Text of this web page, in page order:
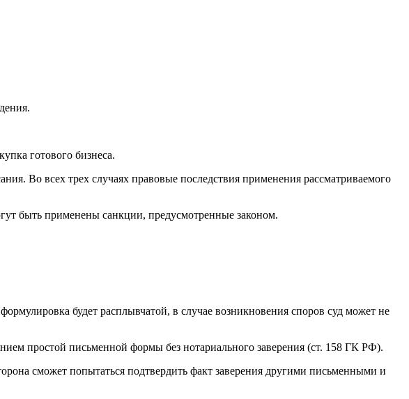
готового бизнеса.
Во всех трех случаях правовые последствия применения рассматриваемого
быть применены санкции, предусмотренные законом.
будет расплывчатой, в случае возникновения споров суд может не
простой письменной формы без нотариального заверения (ст. 158 ГК РФ).
сможет попытаться подтвердить факт заверения другими письменными и